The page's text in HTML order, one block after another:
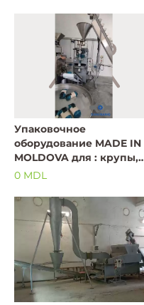
MOLDOVA
Упаковочное
оборудование MADE IN
MOLDOVA для : крупы,
сухофрукты, орех,
0 MDL